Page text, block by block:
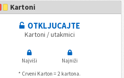
Kartoni
OTKLJUCAJTE
Kartoni / utakmici
Najviši
Najniži
* Crveni Karton = 2 kartona.